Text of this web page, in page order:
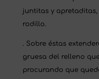
juntitas y
rodillo.
. Sobre éstas
gruesa del relleno
procurando que